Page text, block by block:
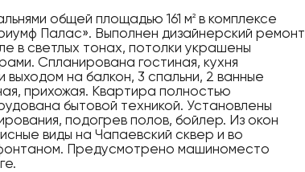
общей площадью 161 м2 в комплексе
Палас». Выполнен дизайнерский ремонт
в светлых тонах, потолки украшены
Спланирована гостиная, кухня
выходом на балкон, 3 спальни, 2 ванные
прихожая. Квартира полностью
бытовой техникой. Установлены
подогрев полов, бойлер. Из окон
виды на Чапаевский сквер и во
Предусмотрено машиноместо